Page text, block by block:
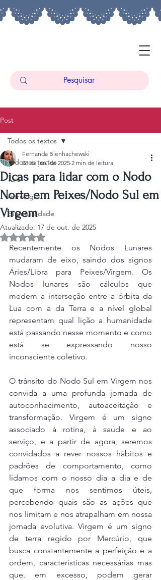
Post
Todos os textos
Tarô
Astrologia
Espiritualidade
Todos os textos
Dicas para lidar com o Nodo
Norte em Peixes/Nodo Sul em
Virgem
Fernanda Bienhachewski
28 de jan. de 2025 2 min de leitura
Atualizado: 17 de out. de 2025
Avaliado com NaN de 5 estrelas.
Recentemente os Nodos Lunares
mudaram de eixo, saindo dos signos
Áries/Libra para Peixes/Virgem. Os
Nodos lunares são cálculos que
medem a interseção entre a órbita da
Lua com a da Terra e a nível global
representam qual lição a humanidade
está passando nesse momento e como
está se expressando nosso
inconsciente coletivo.
O trânsito do Nodo Sul em Virgem nos
convida a uma profunda jornada de
autoconhecimento, autoaceitação e
transformação. Virgem é um signo
associado à rotina, à saúde e ao
serviço, e a partir de agora, seremos
convidados a rever nossos hábitos e
padrões de comportamento, como
lidamos com o nosso dia a dia e de
que forma nos sentimos úteis,
percebendo quais são as ações que
nos limitam e nos atrapalham em nossa
jornada evolutiva. Virgem é um signo
de terra regido por Mercúrio, que
busca constantemente a perfeição e a
ordem, características necessárias mas
que, em excesso, podem gerar